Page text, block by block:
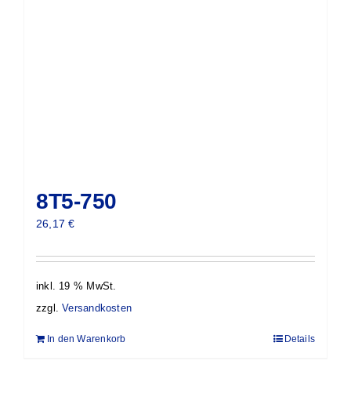
8T5-750
26,17€
inkl. 19 % MwSt.
zzgl.Versandkosten
In den Warenkorb Details